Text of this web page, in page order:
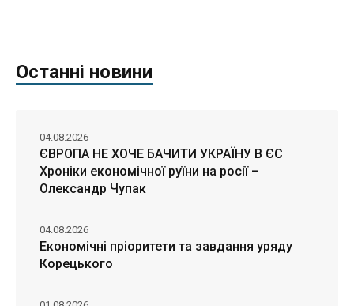
Останні новини
ЄВРОПА НЕ ХОЧЕ БАЧИТИ УКРАЇНУ В ЄС
Хроніки економічної руїни на росії –
Олександр Чупак
04.08.2026
Економічні пріоритети та завдання уряду
Корецького
04.08.2026